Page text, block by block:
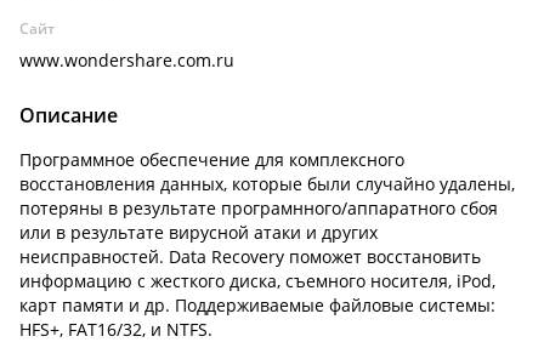
Сайт
www.wondershare.com.ru
Описание
Программное обеспечение для комплексного
восстановления данных, которые были случайно удалены,
потеряны в результате програмнного/аппаратного сбоя
или в результате вирусной атаки и других
неисправностей. Data Recovery поможет восстановить
информацию с жесткого диска, съемного носителя, iPod,
карт памяти и др. Поддерживаемые файловые системы:
HFS+, FAT16/32, и NTFS.